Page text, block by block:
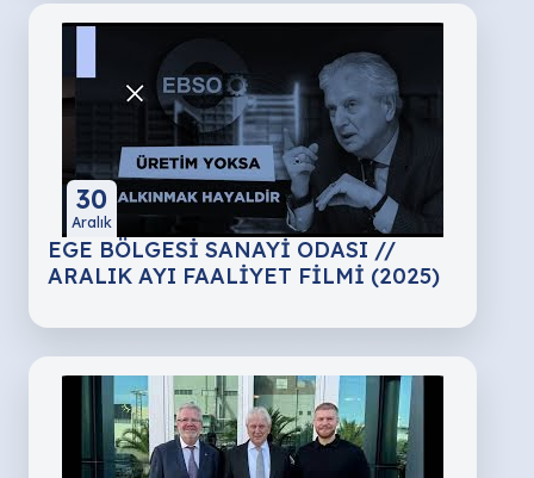
30
Aralık
EGE BÖLGESİ SANAYİ ODASI //
ARALIK AYI FAALİYET FİLMİ (2025)